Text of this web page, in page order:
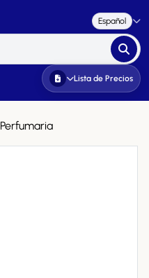
Español
Lista de Precios
Perfumaria